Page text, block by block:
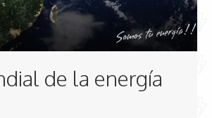
de la energía